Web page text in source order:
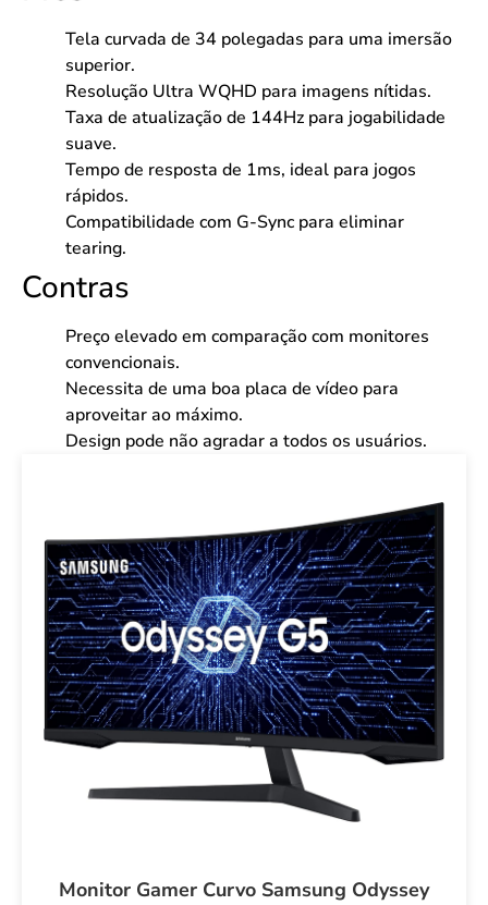
Tela curvada de 34 polegadas para uma imersão
superior.
Resolução Ultra WQHD para imagens nítidas.
Taxa de atualização de 144Hz para jogabilidade
suave.
Tempo de resposta de 1ms, ideal para jogos
rápidos.
Compatibilidade com G-Sync para eliminar
tearing.
Contras
Preço elevado em comparação com monitores
convencionais.
Necessita de uma boa placa de vídeo para
aproveitar ao máximo.
Design pode não agradar a todos os usuários.
Monitor Gamer Curvo Samsung Odyssey